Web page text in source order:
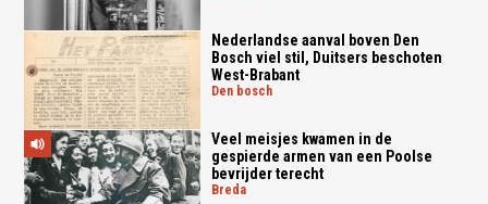
Nederlandse aanval boven Den
Bosch viel stil, Duitsers beschoten
West-Brabant
den bosch
Veel meisjes kwamen in de
gespierde armen van een Poolse
bevrijder terecht
breda